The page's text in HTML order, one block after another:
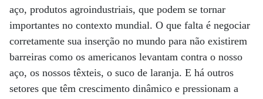
aço, produtos agroindustriais, que podem se tornar
importantes no contexto mundial. O que falta é negociar
corretamente sua inserção no mundo para não existirem
barreiras como os americanos levantam contra o nosso
aço, os nossos têxteis, o suco de laranja. E há outros
setores que têm crescimento dinâmico e pressionam a